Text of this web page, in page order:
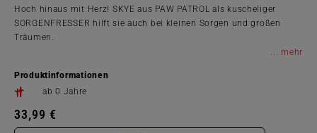
Hoch hinaus mit Herz! SKYE aus PAW PATROL als kuscheliger
SORGENFRESSER hilft sie auch bei kleinen Sorgen und großen
Träumen.
...
Produktinformationen
ab 0 Jahre
33,99 €